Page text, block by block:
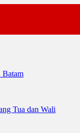
Batam
Tua dan Wali